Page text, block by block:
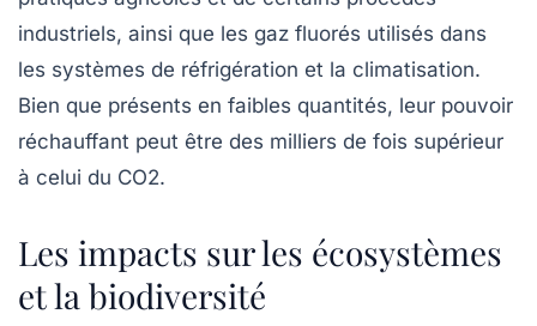
industriels, ainsi que les gaz fluorés utilisés dans
les systèmes de réfrigération et la climatisation.
Bien que présents en faibles quantités, leur pouvoir
réchauffant peut être des milliers de fois supérieur
à celui du CO2.
Les impacts sur les écosystèmes
et la biodiversité